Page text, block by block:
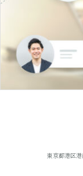
東京都港区